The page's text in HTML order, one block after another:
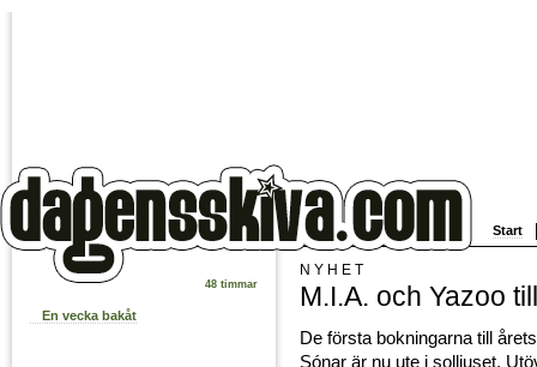
Start
48 timmar
En vecka bakåt
NYHET
M.I.A. och Yazoo
De första bokningarna till
Sónar är nu ute i solljuset.